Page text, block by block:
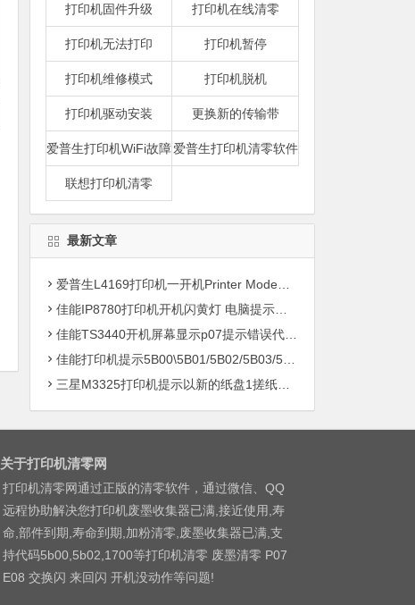
打印机固件升级 打印机在线清零
打印机无法打印 打印机暂停
打印机维修模式 打印机脱机
打印机驱动安装 更换新的传输带
爱普生打印机WiFi故障爱普生打印机清零软件
联想打印机清零
最新文章
爱普生L4169打印机一开机Printer Mode故障主板维修
佳能IP8780打印机开机闪黄灯 电脑提示错误5B00快速解决方案清零
佳能TS3440开机屏幕显示p07提示错误代码5B00快速解决方案 清零
佳能打印机提示5B00\5B01/5B02/5B03/5B04/5B11/5B12/5B13/5B14/1700/1702/1703/1704
三星M3325打印机提示以新的纸盘1搓纸轮进行更换
关于打印机清零网
打印机清零网通过正版的清零软件，通过微信、QQ
远程协助解决您打印机废墨收集器已满,接近使用,寿
命,部件到期,寿命到期,加粉清零,废墨收集器已满,支
持代码5b00,5b02,1700等打印机清零 废墨清零 P07
E08 交换闪 来回闪 开机没动作等问题!